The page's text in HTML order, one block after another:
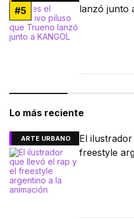
#5
lanzó junto
Lo más reciente
ARTE URBANO
El
freestyle